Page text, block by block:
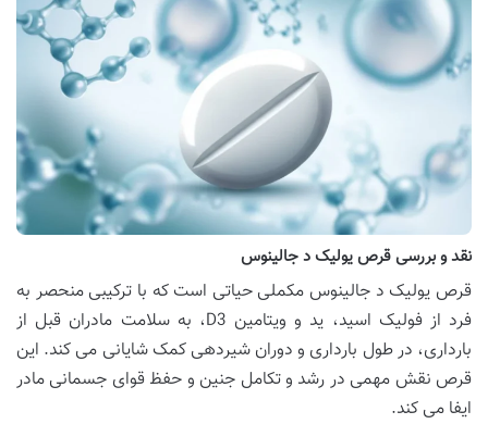
نقد و بررسی قرص یولیک د جالینوس
قرص یولیک د جالینوس مکملی حیاتی است که با ترکیبی منحصر به
فرد از فولیک اسید، ید و ویتامین D3، به سلامت مادران قبل از
بارداری، در طول بارداری و دوران شیردهی کمک شایانی می کند. این
قرص نقش مهمی در رشد و تکامل جنین و حفظ قوای جسمانی مادر
ایفا می کند.